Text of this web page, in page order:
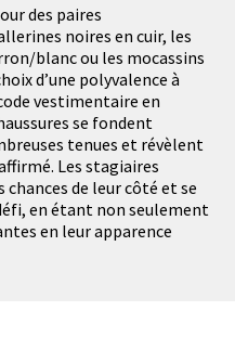
des paires
noires en cuir, les
blanc ou les mocassins
d’une polyvalence à
vestimentaire en
se fondent
tenues et révèlent
Les stagiaires
de leur côté et se
en étant non seulement
en leur apparence